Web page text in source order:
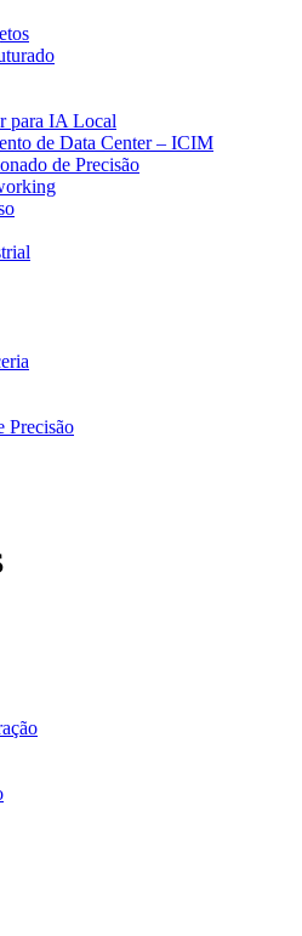
para IA Local
de Data Center – ICIM
de Precisão
Precisão